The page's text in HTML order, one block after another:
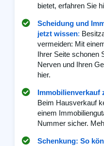
bietet, erfahren Sie
Scheidung und
jetzt wissen:
vermeiden: Mit
Ihrer Seite schonen
Nerven und Ihren
hier.
Immobilienverkauf
Beim Hausverkauf
einem
Nummer sicher.
Schenkung: So